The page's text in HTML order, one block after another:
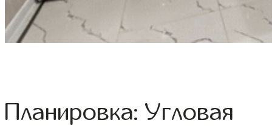
Планировка: Угловая